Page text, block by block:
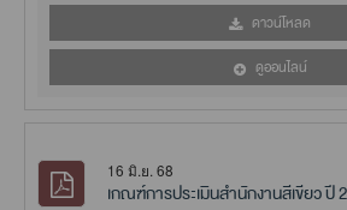
ดาวน์โหลด
ดูออนไลน์
16 มิ.ย. 68
เกณฑ์การประเมินสำนักงานสีเขียว ปี